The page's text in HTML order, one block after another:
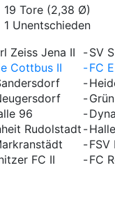
Tore (2,38 Ø)
Unentschieden
Zeiss Jena II -SV
Cottbus II -FC
-
-
96 -
Rudolstadt -
-FSV
FC II -FC